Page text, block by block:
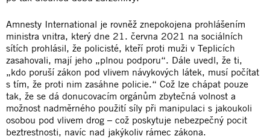
Amnesty International je rovněž znepokojena prohlášením
ministra vnitra, který dne 21. června 2021 na sociálních
sítích prohlásil, že policisté, kteří proti muži v Teplicích
zasahovali, mají jeho „plnou podporu“. Dále uvedl, že ti,
„kdo poruší zákon pod vlivem návykových látek, musí počítat
s tím, že proti nim zasáhne policie.“ Což lze chápat pouze
tak, že se dá donucovacím orgánům zbytečná volnost a
možnost nadměrného použití síly při manipulaci s jakoukoli
osobou pod vlivem drog – což poskytuje nebezpečný pocit
beztrestnosti, navíc nad jakýkoliv rámec zákona.